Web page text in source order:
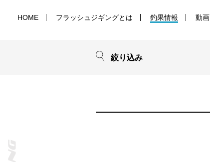
HOME フラッシュジギングとは 釣果情報 動画
絞り込み